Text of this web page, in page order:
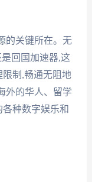
的关键所在。无
回国加速器,这
制,畅通无阻地
外的华人、留学
种数字娱乐和